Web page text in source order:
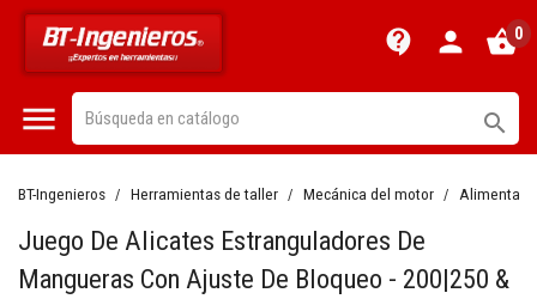
contact_support person shopping_basket0
 
BT-Ingenieros Herramientas de taller Mecánica del motor
Juego De Alicates Estranguladores De
Mangueras Con Ajuste De Bloqueo - 200|250 &